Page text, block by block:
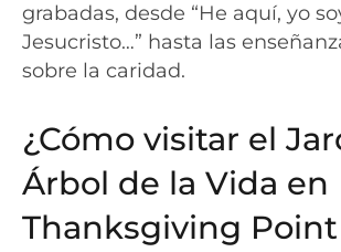
grabadas, desde “He aquí, yo
Jesucristo…” hasta las
sobre la caridad.
¿Cómo visitar el
Árbol de la Vida en
Thanksgiving Point